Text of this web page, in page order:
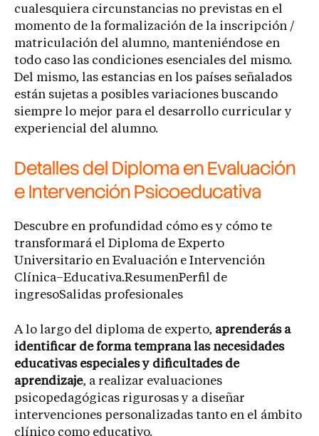
cualesquiera circunstancias no previstas en el
momento de la formalización de la inscripción /
matriculación del alumno, manteniéndose en
todo caso las condiciones esenciales del mismo.
Del mismo, las estancias en los países señalados
están sujetas a posibles variaciones buscando
siempre lo mejor para el desarrollo curricular y
experiencial del alumno.
Detalles del Diploma en Evaluación
e Intervención Psicoeducativa
Descubre en profundidad cómo es y cómo te
transformará el Diploma de Experto
Universitario en Evaluación e Intervención
Clínica–Educativa.ResumenPerfil de
ingresoSalidas profesionales
A lo largo del diploma de experto, aprenderás a
identificar de forma temprana las necesidades
educativas especiales y dificultades de
aprendizaje, a realizar evaluaciones
psicopedagógicas rigurosas y a diseñar
intervenciones personalizadas tanto en el ámbito
clínico como educativo.